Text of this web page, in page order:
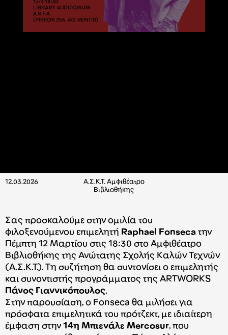
12.03.2026
Α.Σ.Κ.Τ. Aμφιθέατρο
Βιβλιοθήκης
Σας προσκαλούμε στην ομιλία του
φιλοξενούμενου επιμελητή Raphael Fonseca την
Πέμπτη 12 Μαρτίου στις 18:30 στο Αμφιθέατρο
Βιβλιοθήκης της Ανώτατης Σχολής Καλών Τεχνών
(Α.Σ.Κ.Τ.). Τη συζήτηση θα συντονίσει ο επιμελητής
και συνοντιστής προγράμματος της ARTWORKS
Πάνος Γιαννικόπουλος.
Στην παρουσίαση, ο Fonseca θα μιλήσει για
πρόσφατα επιμελητικά του πρότζεκτ, με ιδιαίτερη
έμφαση στην 14η Μπιενάλε Mercosur, που